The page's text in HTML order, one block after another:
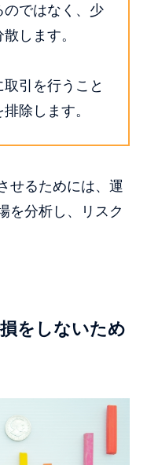
ではなく、少
します。
引を行うこと
除します。
せるためには、運
を分析し、リスク
をしないため